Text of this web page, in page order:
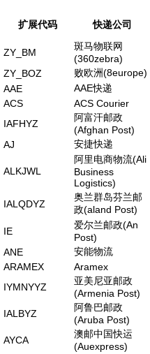
扩展代码 快递公司
ZY_BM
斑马物联网
(360zebra)
ZY_BOZ
败欧洲(8europe)
AAE
AAE快递
ACS
ACS Courier
IAFHYZ
阿富汗邮政
(Afghan Post)
AJ 安捷快递
ALKJWL
阿里电商物流(Ali
Business
Logistics)
IALQDYZ
奥兰群岛芬兰邮
政(aland Post)
IE
爱尔兰邮政(An
Post)
ANE
安能物流
ARAMEX
Aramex
IYMNYYZ
亚美尼亚邮政
(Armenia Post)
IALBYZ
阿鲁巴邮政
(Aruba Post)
AYCA
澳邮中国快运
(Auexpress)